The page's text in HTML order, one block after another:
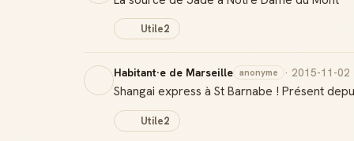
Utile2
Habitant·e de Marseille anonyme · 2015-11-02
Shangai express à St Barnabe ! Présent
Utile2